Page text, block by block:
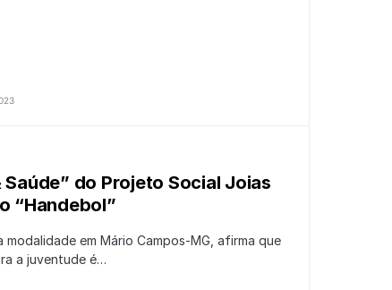
do Projeto Social Joias
“Handebol”
em Mário Campos-MG, afirma que
a juventude é…